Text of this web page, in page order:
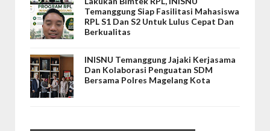
Temanggung Siap Fasilitasi Mahasiswa
RPL S1 Dan S2 Untuk Lulus Cepat Dan
Berkualitas
INISNU Temanggung Jajaki Kerjasama
Dan Kolaborasi Penguatan SDM
Bersama Polres Magelang Kota